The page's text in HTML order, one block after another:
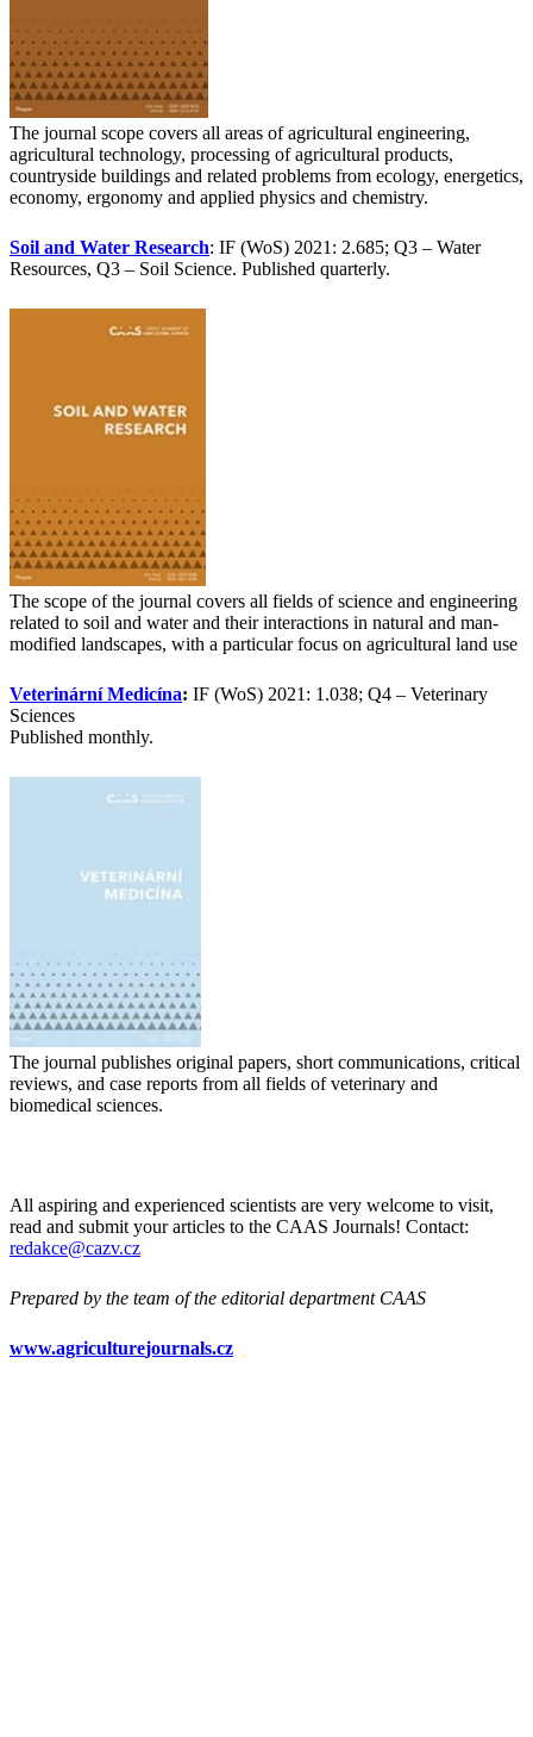
The journal scope covers all areas of agricultural engineering,
agricultural technology, processing of agricultural products,
countryside buildings and related problems from ecology, energetics,
economy, ergonomy and applied physics and chemistry.
Soil and Water Research: IF (WoS) 2021: 2.685; Q3 – Water
Resources, Q3 – Soil Science. Published quarterly.
The scope of the journal covers all fields of science and engineering
related to soil and water and their interactions in natural and man-
modified landscapes, with a particular focus on agricultural land use
Veterinární Medicína: IF (WoS) 2021: 1.038; Q4 – Veterinary
Sciences
Published monthly.
The journal publishes original papers, short communications, critical
reviews, and case reports from all fields of veterinary and
biomedical sciences.
All aspiring and experienced scientists are very welcome to visit,
read and submit your articles to the CAAS Journals! Contact:
redakce@cazv.cz
Prepared by the team of the editorial department CAAS
www.agriculturejournals.cz